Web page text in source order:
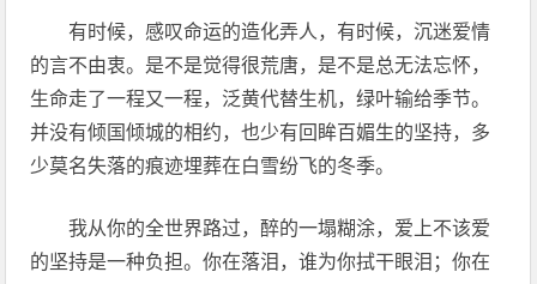
有时候，感叹命运的造化弄人，有时候，沉迷爱情
的言不由衷。是不是觉得很荒唐，是不是总无法忘怀，
生命走了一程又一程，泛黄代替生机，绿叶输给季节。
并没有倾国倾城的相约，也少有回眸百媚生的坚持，多
少莫名失落的痕迹埋葬在白雪纷飞的冬季。
我从你的全世界路过，醉的一塌糊涂，爱上不该爱
的坚持是一种负担。你在落泪，谁为你拭干眼泪；你在